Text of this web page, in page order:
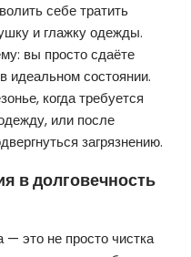
себе тратить
и глажку одежды.
вы просто сдаёте
идеальном состоянии.
когда требуется
или после
загрязнению.
в долговечность
это не просто чистка